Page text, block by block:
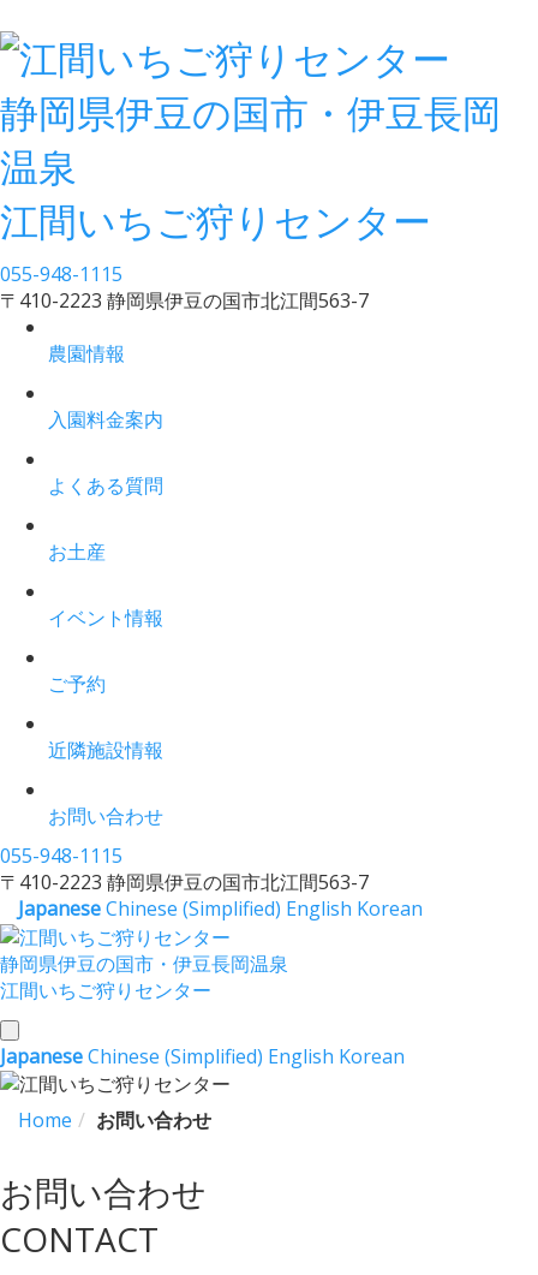
静岡県伊豆の国市・伊豆長岡
温泉
江間いちご狩りセンター
055-948-1115
〒410-2223 静岡県伊豆の国市北江間563-7
農園情報
入園料金案内
よくある質問
お土産
イベント情報
ご予約
近隣施設情報
お問い合わせ
055-948-1115
〒410-2223 静岡県伊豆の国市北江間563-7
JapaneseChinese (Simplified) English Korean
静岡県伊豆の国市・伊豆長岡温泉
江間いちご狩りセンター
toggle
navigation
JapaneseChinese (Simplified) English Korean
Home お問い合わせ
お問い合わせ
CONTACT